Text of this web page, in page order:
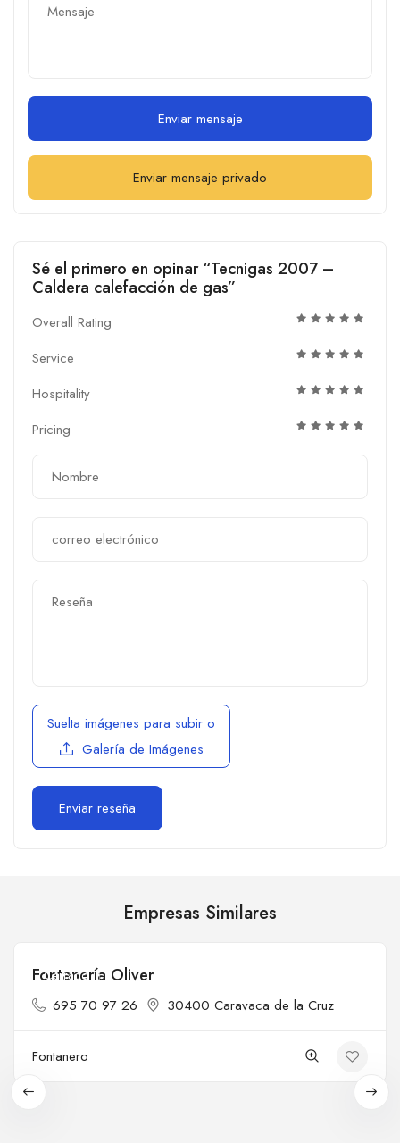
Enviar mensaje
Enviar mensaje privado
Sé el primero en opinar “Tecnigas 2007 –
Caldera calefacción de gas”
Overall Rating
Service
Hospitality
Pricing
Suelta imágenes para subir o
Galería de Imágenes
Empresas Similares
Cerrado
Fontanería Oliver
695 70 97 26 30400 Caravaca de la Cruz
Fontanero